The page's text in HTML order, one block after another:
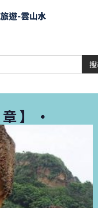
遊-雲山水
】・